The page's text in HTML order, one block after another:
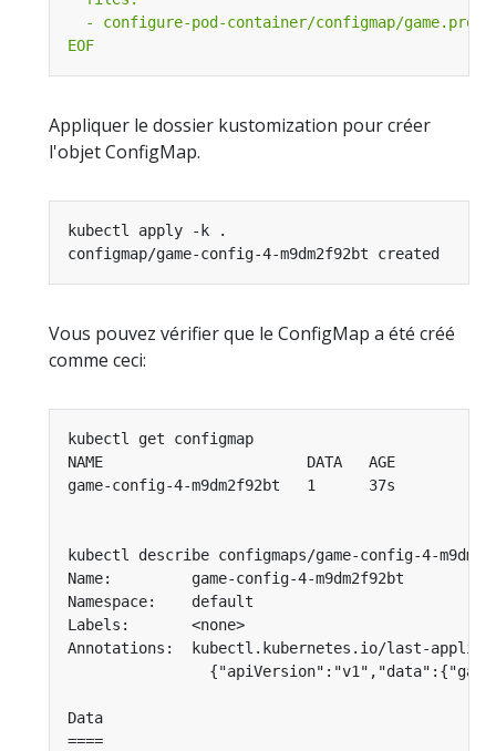
EOF
Appliquer le dossier kustomization pour créer
l'objet ConfigMap.
Vous pouvez vérifier que le ConfigMap a été créé
comme ceci: